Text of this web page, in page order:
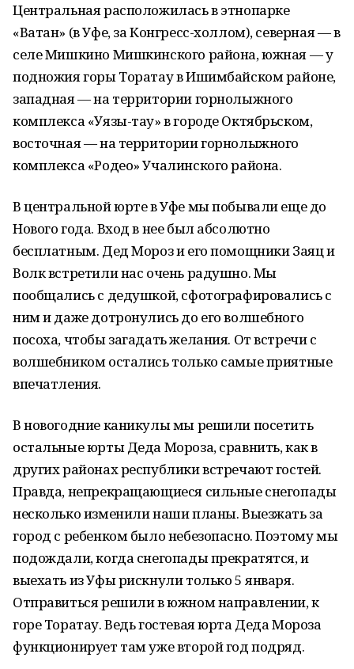
Центральная расположилась в этнопарке
«Ватан» (в Уфе, за Конгресс-холлом), северная — в
селе Мишкино Мишкинского района, южная — у
подножия горы Торатау в Ишимбайском районе,
западная — на территории горнолыжного
комплекса «Уязы-тау» в городе Октябрьском,
восточная — на территории горнолыжного
комплекса «Родео» Учалинского района.
В центральной юрте в Уфе мы побывали еще до
Нового года. Вход в нее был абсолютно
бесплатным. Дед Мороз и его помощники Заяц и
Волк встретили нас очень радушно. Мы
пообщались с дедушкой, сфотографировались с
ним и даже дотронулись до его волшебного
посоха, чтобы загадать желания. От встречи с
волшебником остались только самые приятные
впечатления.
В новогодние каникулы мы решили посетить
остальные юрты Деда Мороза, сравнить, как в
других районах республики встречают гостей.
Правда, непрекращающиеся сильные снегопады
несколько изменили наши планы. Выезжать за
город с ребенком было небезопасно. Поэтому мы
подождали, когда снегопады прекратятся, и
выехать из Уфы рискнули только 5 января.
Отправиться решили в южном направлении, к
горе Торатау. Ведь гостевая юрта Деда Мороза
функционирует там уже второй год подряд.